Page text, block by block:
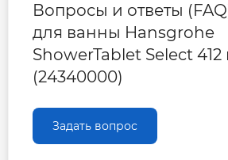
Вопросы и ответы
для ванны Hansgrohe
ShowerTablet Select
(24340000)
Задать вопрос